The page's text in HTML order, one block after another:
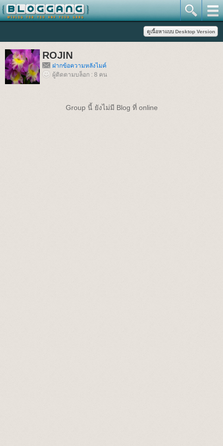
ROJIN
ฝากข้อความหลังไมค์
ผู้ติดตามบล็อก : 8 คน
Group นี้ ยังไม่มี Blog ที่ online